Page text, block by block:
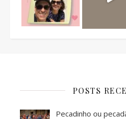
POSTS
Pecadinho ou